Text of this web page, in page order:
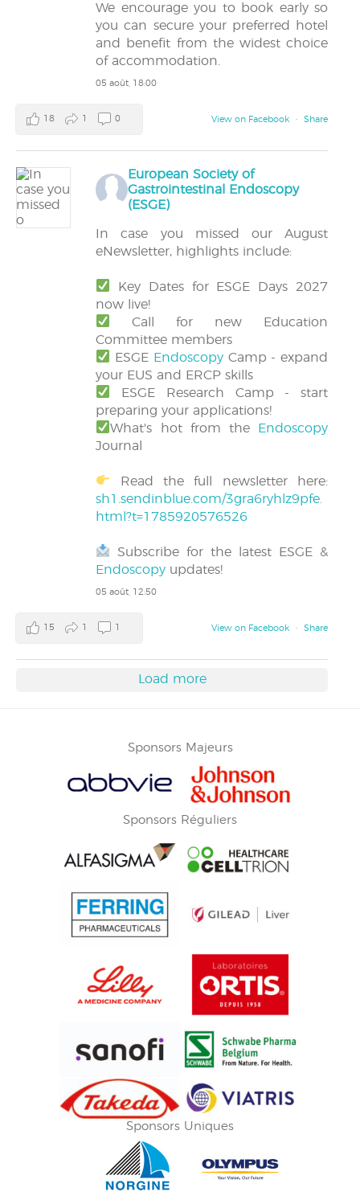
We encourage you to book early so
you can secure your preferred hotel
and benefit from the widest choice
of accommodation.
05 août, 18:00
View on Facebook · Share
18 1 0
European Society of
Gastrointestinal Endoscopy
(ESGE)
In case you missed our August
eNewsletter, highlights include:
Key Dates for ESGE Days 2027
now live!
Call for new Education
Committee members
ESGE EndoscopyCamp - expand
your EUS and ERCP skills
ESGE Research Camp - start
preparing your applications!
What's hot from the Endoscopy
Journal
Read the full newsletter here:
sh1.sendinblue.com/3gra6ryhlz9pfe.
html?t=1785920576526
Subscribe for the latest ESGE &
Endoscopy updates!
05 août, 12:50
View on Facebook · Share
15 1 1
Load more
Sponsors Majeurs
Sponsors Réguliers
Sponsors Uniques